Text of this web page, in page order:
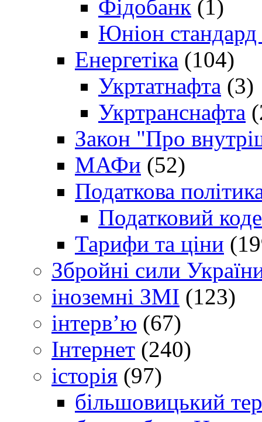
Фідобанк (1)
Юніон стандард
Енергетіка (104)
Укртатнафта (3)
Укртранснафта
Закон "Про
МАФи (52)
Податкова
Податковий
Тарифи та ціни
Збройні сили
іноземні ЗМІ (123)
інтерв’ю (67)
Інтернет (240)
історія (97)
більшовицький